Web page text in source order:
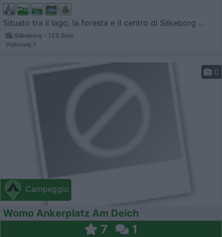
Situato tra il lago, la foresta e il centro di Silkeborg ...
Silkeborg - 123.6km
Vejlsovej 7
Campeggio
0
Womo Ankerplatz Am Deich
7 1